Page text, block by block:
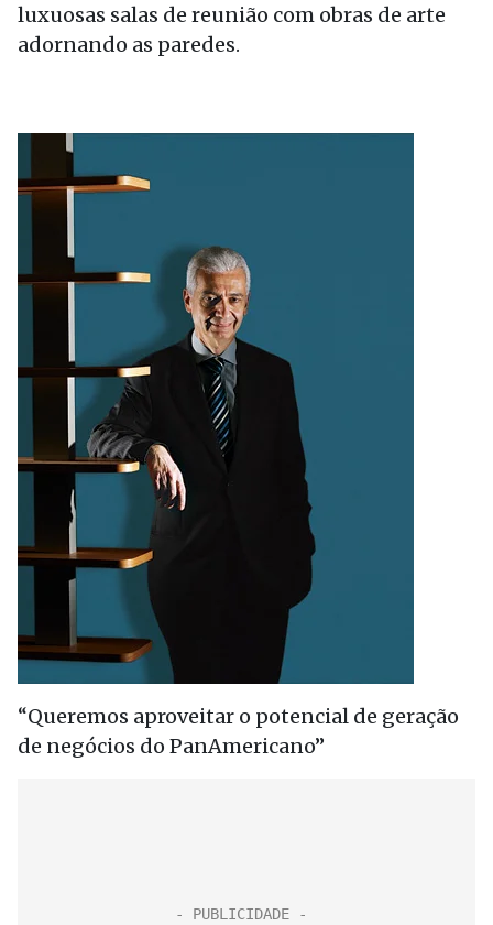
luxuosas salas de reunião com obras de arte
adornando as paredes.
“Queremos aproveitar o potencial de geração
de negócios do PanAmericano”